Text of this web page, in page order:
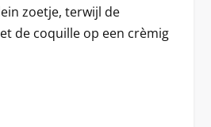
zoetje, terwijl de
de coquille op een crèmig